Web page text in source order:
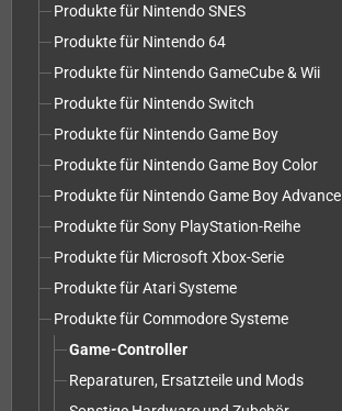
Produkte für Nintendo SNES
Produkte für Nintendo 64
Produkte für Nintendo GameCube & Wii
Produkte für Nintendo Switch
Produkte für Nintendo Game Boy
Produkte für Nintendo Game Boy Color
Produkte für Nintendo Game Boy Advance
Produkte für Sony PlayStation-Reihe
Produkte für Microsoft Xbox-Serie
Produkte für Atari Systeme
Produkte für Commodore Systeme
Game-Controller
Reparaturen, Ersatzteile und Mods